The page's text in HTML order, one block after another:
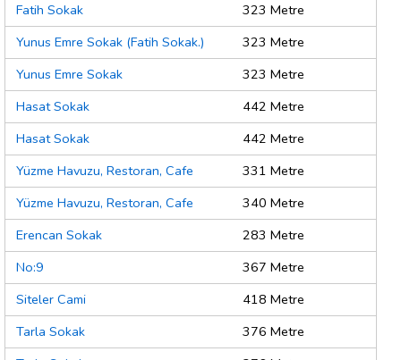
Fatih Sokak
323 Metre
Yunus Emre Sokak (Fatih Sokak.)
323 Metre
Yunus Emre Sokak
323 Metre
Hasat Sokak
442 Metre
Hasat Sokak
442 Metre
Yüzme Havuzu, Restoran, Cafe
331 Metre
Yüzme Havuzu, Restoran, Cafe
340 Metre
Erencan Sokak
283 Metre
No:9
367 Metre
Siteler Cami
418 Metre
Tarla Sokak
376 Metre